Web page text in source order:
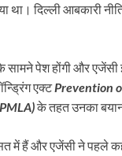
था। दिल्ली आबकारी
सामने पेश होंगी और
एक्टPrevention
के तहत उनका
में हैं और एजेंसी ने पहले